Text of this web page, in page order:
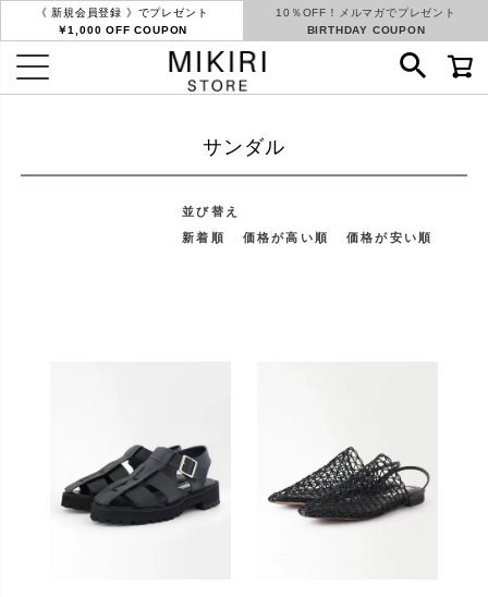
《 新規会員登録 》でプレゼント
￥1,000 OFF COUPON
10％OFF！メルマガでプレゼント
BIRTHDAY COUPON
サンダル
並び替え
新着順
価格が高い順 価格が安い順